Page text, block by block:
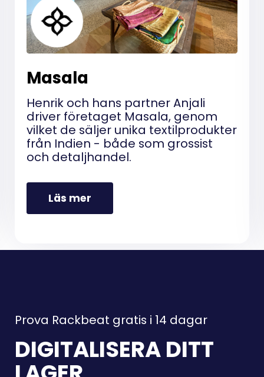
Premium +:
Anpassade fält
Basic:
Premium:
Premium +:
Mobilapp
Basic:
Premium:
Premium +:
Lagerinventering
Basic:
Premium:
Premium +:
Varuflytt
Basic:
Premium:
Premium +:
Masala
Henrik och hans partner Anjali
driver företaget Masala, genom
vilket de säljer unika textilprodukter
från Indien - både som grossist
och detaljhandel.
Läs mer
Prova Rackbeat gratis i 14 dagar
DIGITALISERA DITT